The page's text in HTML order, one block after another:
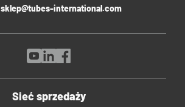
sklep@tubes-international.com
Sieć sprzedaży